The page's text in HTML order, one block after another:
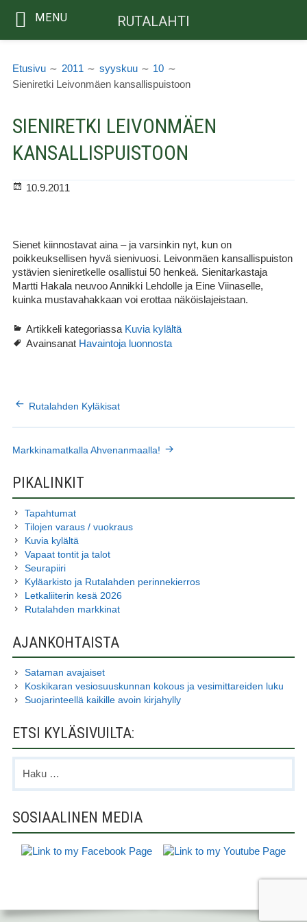
sisältöön
Etusivu 2011 syyskuu
10
Sieniretki Leivonmäen kansallispuistoon
SIENIRETKI LEIVONMÄEN
KANSALLISPUISTOON
Julkaistu
10.9.2011
Sienet kiinnostavat aina – ja varsinkin nyt, kun on
poikkeuksellisen hyvä sienivuosi. Leivonmäen kansallispuiston
ystävien sieniretkelle osallistui 50 henkeä. Sienitarkastaja
Martti Hakala neuvoo Annikki Lehdolle ja Eine Viinaselle,
kuinka mustavahakkaan voi erottaa näköislajeistaan.
Artikkeli kategoriassa Kuvia kylältä
Avainsanat Havaintoja luonnosta
Rutalahden Kyläkisat
Markkinamatkalla Ahvenanmaalla!
SIVUPALKKI
PIKALINKIT
Tapahtumat
Tilojen varaus / vuokraus
Kuvia kylältä
Vapaat tontit ja talot
Seurapiiri
Kyläarkisto ja Rutalahden perinnekierros
Letkaliiterin kesä 2026
Rutalahden markkinat
AJANKOHTAISTA
Sataman avajaiset
Koskikaran vesiosuuskunnan kokous ja vesimittareiden luku
Suojarinteellä kaikille avoin kirjahylly
ETSI KYLÄSIVUILTA:
Haku:
SOSIAALINEN MEDIA
MENU RUTALAHTI